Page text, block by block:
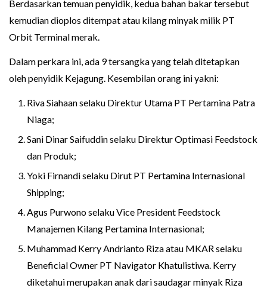
Berdasarkan temuan penyidik, kedua bahan bakar tersebut
kemudian dioplos ditempat atau kilang minyak milik PT
Orbit Terminal merak.
Dalam perkara ini, ada 9 tersangka yang telah ditetapkan
oleh penyidik Kejagung. Kesembilan orang ini yakni:
Riva Siahaan selaku Direktur Utama PT Pertamina Patra
Niaga;
Sani Dinar Saifuddin selaku Direktur Optimasi Feedstock
dan Produk;
Yoki Firnandi selaku Dirut PT Pertamina Internasional
Shipping;
Agus Purwono selaku Vice President Feedstock
Manajemen Kilang Pertamina Internasional;
Muhammad Kerry Andrianto Riza atau MKAR selaku
Beneficial Owner PT Navigator Khatulistiwa. Kerry
diketahui merupakan anak dari saudagar minyak Riza